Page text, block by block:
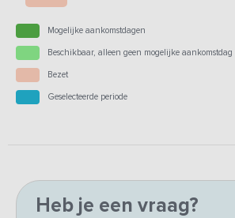
Mogelijke aankomstdagen
Beschikbaar, alleen geen mogelijke aankomstdag
Bezet
Geselecteerde periode
Heb je een vraag?